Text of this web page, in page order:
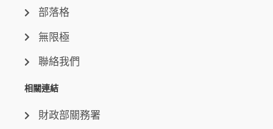
部落格
無限極
聯絡我們
相關連結
財政部關務署